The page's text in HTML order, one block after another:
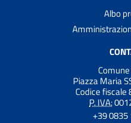
Albo
Piazza Maria
Codice fiscale
P. IVA:
+39